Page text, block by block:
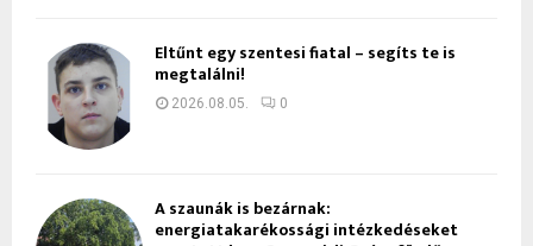
Eltűnt egy szentesi fiatal – segíts te is
megtalálni!
2026.08.05. 0
A szaunák is bezárnak:
energiatakarékossági intézkedéseket